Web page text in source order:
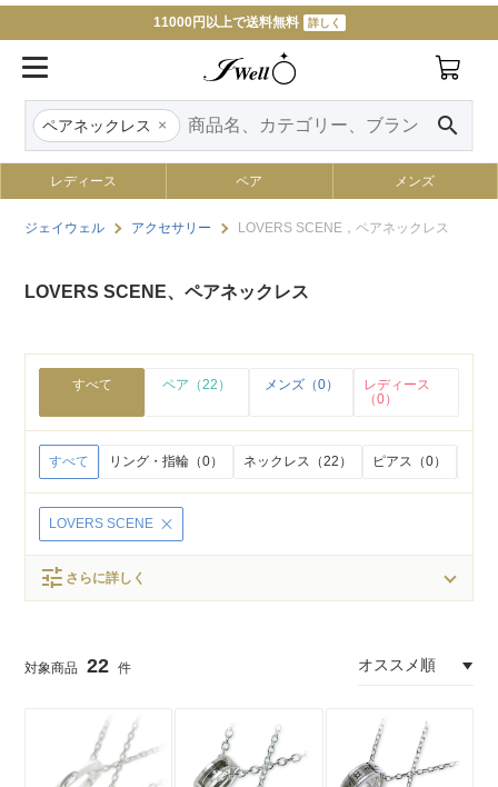
11000円以上で送料無料 詳しく
ペアネックレス × search
レディース ペア メンズ
ジェイウェル アクセサリー LOVERS SCENE，ペアネックレス
LOVERS SCENE、ペアネックレス
すべて ペア（22） メンズ（0）
レディース
（0）
すべて リング・指輪（0） ネックレス（22） ピアス（0）
LOVERS SCENE
tune さらに詳しく
22